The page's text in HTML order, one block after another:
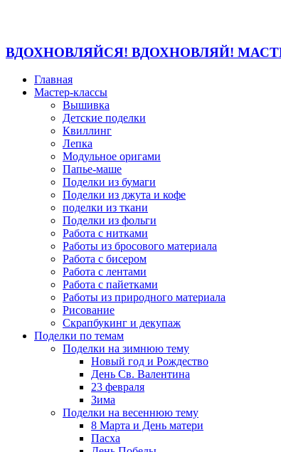
ВДОХНОВЛЯЙСЯ! ВДОХНОВЛЯЙ!
Главная
Мастер-классы
Вышивка
Детские поделки
Квиллинг
Лепка
Модульное оригами
Папье-маше
Поделки из бумаги
Поделки из джута и кофе
поделки из ткани
Поделки из фольги
Работа с нитками
Работы из бросового материала
Работа с бисером
Работа с лентами
Работа с пайетками
Работы из природного материала
Рисование
Скрапбукинг и декупаж
Поделки по темам
Поделки на зимнюю тему
Новый год и Рождество
День Св. Валентина
23 февраля
Зима
Поделки на весеннюю тему
8 Марта и День матери
Пасха